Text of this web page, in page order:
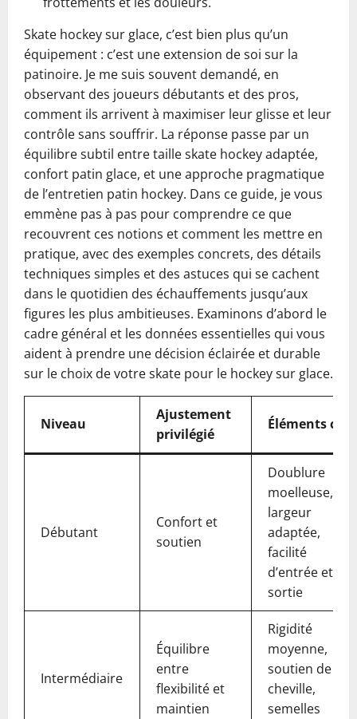
Skate hockey sur glace, c’est bien plus qu’un
équipement : c’est une extension de soi sur la
patinoire. Je me suis souvent demandé, en
observant des joueurs débutants et des pros,
comment ils arrivent à maximiser leur glisse et leur
contrôle sans souffrir. La réponse passe par un
équilibre subtil entre taille skate hockey adaptée,
confort patin glace, et une approche pragmatique
de l’entretien patin hockey. Dans ce guide, je vous
emmène pas à pas pour comprendre ce que
recouvrent ces notions et comment les mettre en
pratique, avec des exemples concrets, des détails
techniques simples et des astuces qui se cachent
dans le quotidien des échauffements jusqu’aux
figures les plus ambitieuses. Examinons d’abord le
cadre général et les données essentielles qui vous
aident à prendre une décision éclairée et durable
sur le choix de votre skate pour le hockey sur glace.
Niveau
Ajustement
privilégié
Éléments clés
Débutant
Confort et
soutien
Doublure
moelleuse,
largeur
adaptée,
facilité
d’entrée et de
sortie
Intermédiaire
Équilibre
entre
flexibilité et
maintien
Rigidité
moyenne,
soutien de
cheville,
semelles